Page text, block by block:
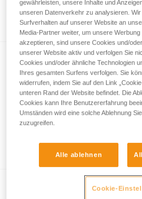
Seilbahnläufer
Das
Flaschenzugs
gewährleisten, unsere Inhalte und
unseren Datenverkehr zu analysieren.
Surfverhalten auf unserer Website an
Media-Partner weiter, um unsere
akzeptieren, sind unsere Cookies und/
unserer Website aktiv und verfolgen Sie
Cookies und/oder ähnliche Technologien
Ihres gesamten Surfens verfolgen. Sie
widerrufen, indem Sie auf den Link
unteren Rand der Website befindet. Die
Cookies kann Ihre Benutzererfahrung
Umständen wird eine solche Ablehnung
zuzugreifen.
Alle ablehnen
Cookie-